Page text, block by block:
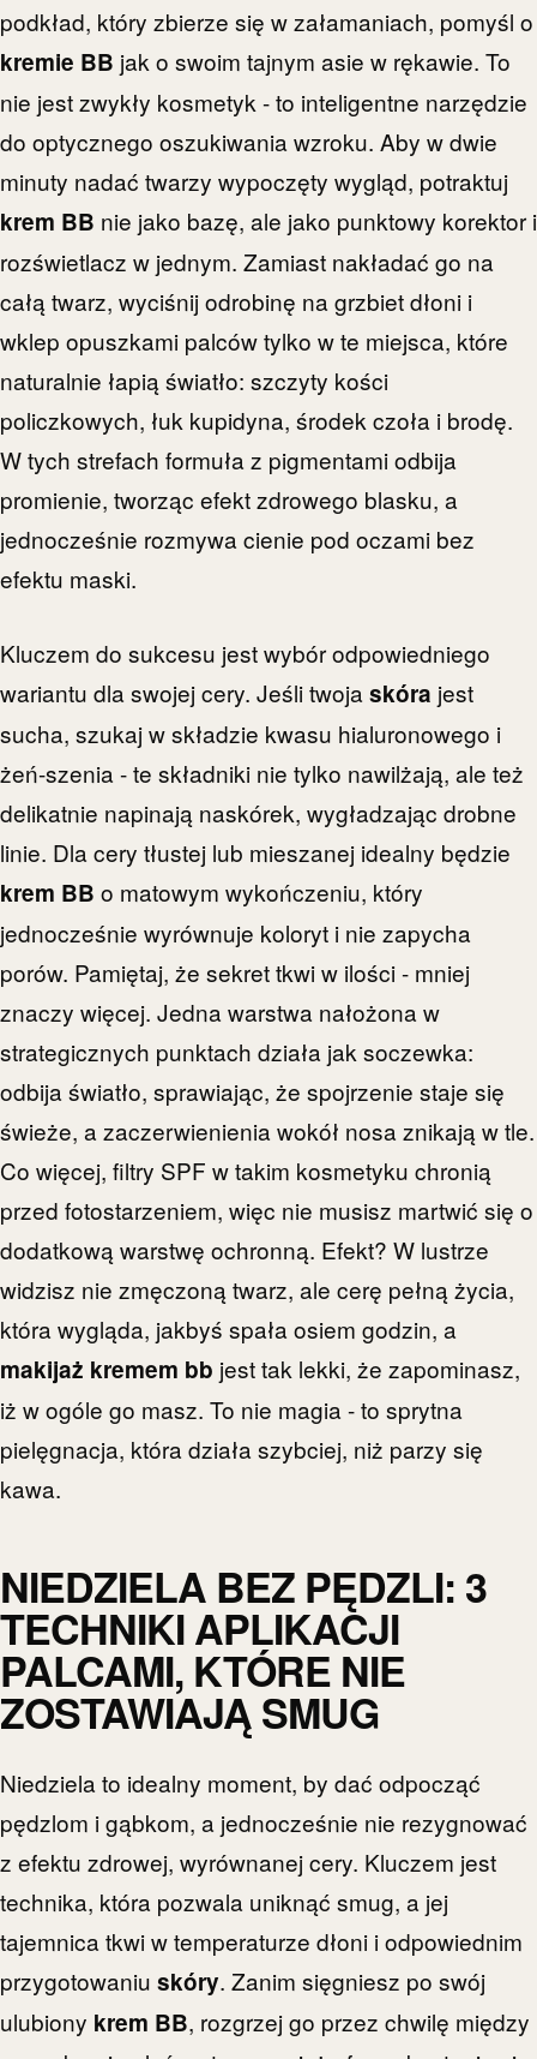
podkład, który zbierze się w załamaniach, pomyśl o
kremie BB jak o swoim tajnym asie w rękawie. To
nie jest zwykły kosmetyk - to inteligentne narzędzie
do optycznego oszukiwania wzroku. Aby w dwie
minuty nadać twarzy wypoczęty wygląd, potraktuj
krem BB nie jako bazę, ale jako punktowy korektor i
rozświetlacz w jednym. Zamiast nakładać go na
całą twarz, wyciśnij odrobinę na grzbiet dłoni i
wklep opuszkami palców tylko w te miejsca, które
naturalnie łapią światło: szczyty kości
policzkowych, łuk kupidyna, środek czoła i brodę.
W tych strefach formuła z pigmentami odbija
promienie, tworząc efekt zdrowego blasku, a
jednocześnie rozmywa cienie pod oczami bez
efektu maski.
Kluczem do sukcesu jest wybór odpowiedniego
wariantu dla swojej cery. Jeśli twoja skóra jest
sucha, szukaj w składzie kwasu hialuronowego i
żeń-szenia - te składniki nie tylko nawilżają, ale też
delikatnie napinają naskórek, wygładzając drobne
linie. Dla cery tłustej lub mieszanej idealny będzie
krem BB o matowym wykończeniu, który
jednocześnie wyrównuje koloryt i nie zapycha
porów. Pamiętaj, że sekret tkwi w ilości - mniej
znaczy więcej. Jedna warstwa nałożona w
strategicznych punktach działa jak soczewka:
odbija światło, sprawiając, że spojrzenie staje się
świeże, a zaczerwienienia wokół nosa znikają w tle.
Co więcej, filtry SPF w takim kosmetyku chronią
przed fotostarzeniem, więc nie musisz martwić się o
dodatkową warstwę ochronną. Efekt? W lustrze
widzisz nie zmęczoną twarz, ale cerę pełną życia,
która wygląda, jakbyś spała osiem godzin, a
makijaż kremem bb jest tak lekki, że zapominasz,
iż w ogóle go masz. To nie magia - to sprytna
pielęgnacja, która działa szybciej, niż parzy się
kawa.
NIEDZIELA BEZ PĘDZLI: 3
TECHNIKI APLIKACJI
PALCAMI, KTÓRE NIE
ZOSTAWIAJĄ SMUG
Niedziela to idealny moment, by dać odpocząć
pędzlom i gąbkom, a jednocześnie nie rezygnować
z efektu zdrowej, wyrównanej cery. Kluczem jest
technika, która pozwala uniknąć smug, a jej
tajemnica tkwi w temperaturze dłoni i odpowiednim
przygotowaniu skóry. Zanim sięgniesz po swój
ulubiony krem BB, rozgrzej go przez chwilę między